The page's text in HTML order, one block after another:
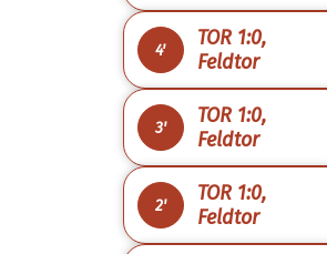
4'
TOR 1:0,
Feldtor
3'
TOR 1:0,
Feldtor
2'
TOR 1:0,
Feldtor